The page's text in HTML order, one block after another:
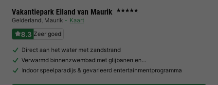
Vakantiepark Eiland van Maurik ★★★★★
Gelderland, Maurik Kaart
8.3 Zeer goed
Direct aan het water met zandstrand
Verwarmd binnenzwembad met glijbanen en…
Indoor speelparadijs & gevarieerd entertainmentprogramma